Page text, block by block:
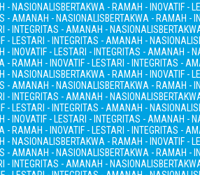
- NASIONALISBERTAKWA - RAMAH - INOVATIF -
- AMANAH - NASIONALISBERTAKWA - RAMAH -
- INTEGRITAS - AMANAH - NASIONALIS
- LESTARI - INTEGRITAS - AMANAH - NASIONALIS
- INOVATIF - LESTARI - INTEGRITAS - AMANAH -
- RAMAH - INOVATIF - LESTARI - INTEGRITAS -
- NASIONALISBERTAKWA - RAMAH - INOVATIF -
- AMANAH - NASIONALISBERTAKWA - RAMAH -
- INTEGRITAS - AMANAH - NASIONALIS
- LESTARI - INTEGRITAS - AMANAH - NASIONALIS
- INOVATIF - LESTARI - INTEGRITAS - AMANAH -
- RAMAH - INOVATIF - LESTARI - INTEGRITAS -
- NASIONALISBERTAKWA - RAMAH - INOVATIF -
- AMANAH - NASIONALISBERTAKWA - RAMAH -
- INTEGRITAS - AMANAH - NASIONALIS